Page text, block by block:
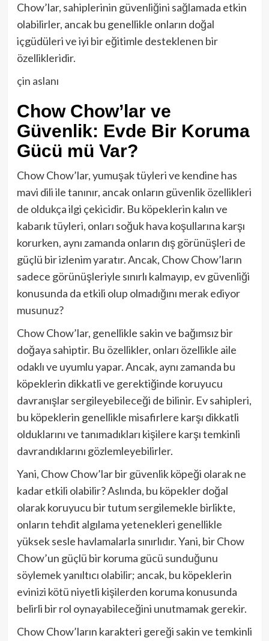
Chow’lar, sahiplerinin güvenliğini sağlamada etkin
olabilirler, ancak bu genellikle onların doğal
içgüdüleri ve iyi bir eğitimle desteklenen bir
özellikleridir.
çin aslanı
Chow Chow’lar ve
Güvenlik: Evde Bir Koruma
Gücü mü Var?
Chow Chow’lar, yumuşak tüyleri ve kendine has
mavi dili ile tanınır, ancak onların güvenlik özellikleri
de oldukça ilgi çekicidir. Bu köpeklerin kalın ve
kabarık tüyleri, onları soğuk hava koşullarına karşı
korurken, aynı zamanda onların dış görünüşleri de
güçlü bir izlenim yaratır. Ancak, Chow Chow’ların
sadece görünüşleriyle sınırlı kalmayıp, ev güvenliği
konusunda da etkili olup olmadığını merak ediyor
musunuz?
Chow Chow’lar, genellikle sakin ve bağımsız bir
doğaya sahiptir. Bu özellikler, onları özellikle aile
odaklı ve uyumlu yapar. Ancak, aynı zamanda bu
köpeklerin dikkatli ve gerektiğinde koruyucu
davranışlar sergileyebileceği de bilinir. Ev sahipleri,
bu köpeklerin genellikle misafirlere karşı dikkatli
olduklarını ve tanımadıkları kişilere karşı temkinli
davrandıklarını gözlemleyebilirler.
Yani, Chow Chow’lar bir güvenlik köpeği olarak ne
kadar etkili olabilir? Aslında, bu köpekler doğal
olarak koruyucu bir tutum sergilemekle birlikte,
onların tehdit algılama yetenekleri genellikle
yüksek sesle havlamalarla sınırlıdır. Yani, bir Chow
Chow’un güçlü bir koruma gücü sunduğunu
söylemek yanıltıcı olabilir; ancak, bu köpeklerin
evinizi kötü niyetli kişilerden koruma konusunda
belirli bir rol oynayabileceğini unutmamak gerekir.
Chow Chow’ların karakteri gereği sakin ve temkinli